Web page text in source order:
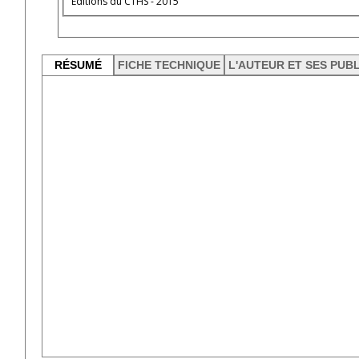
RÉSUMÉ FICHE TECHNIQUE L'AUTEUR ET SES